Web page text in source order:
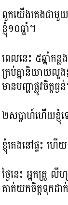
ពួកយើងគេងជាមួយ
ខ្ញុំ១០ឆ្នាំ។
ពេលនេះ ៥ឆ្នាំក
គ្រប់គ្នា​និយាយលួងខ្
មាន​បញ្ហា​ផ្លូវចិត្ត​ធ្ង
២សប្តាហ៍ហើយ​ខ្ញុំ
ខ្ញុំគេងនៅផ្ទះ ហើ
ថ្ងៃនេះ អ្នកគ្រូ
គាត់យកចិត្ត​ទុកដ